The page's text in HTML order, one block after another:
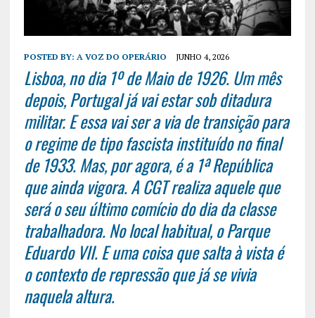
POSTED BY: A VOZ DO OPERÁRIO JUNHO 4, 2026
Lisboa, no dia 1º de Maio de 1926. Um mês
depois, Portugal já vai estar sob ditadura
militar. E essa vai ser a via de transição para
o regime de tipo fascista instituído no final
de 1933. Mas, por agora, é a 1ª República
que ainda vigora. A CGT realiza aquele que
será o seu último comício do dia da classe
trabalhadora. No local habitual, o Parque
Eduardo VII. E uma coisa que salta à vista é
o contexto de repressão que já se vivia
naquela altura.